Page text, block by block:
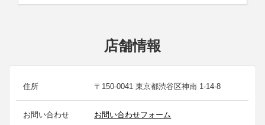
店舗情報
住所 〒150-0041 東京都渋谷区神南 1-14-8
お問い合わせ お問い合わせフォーム